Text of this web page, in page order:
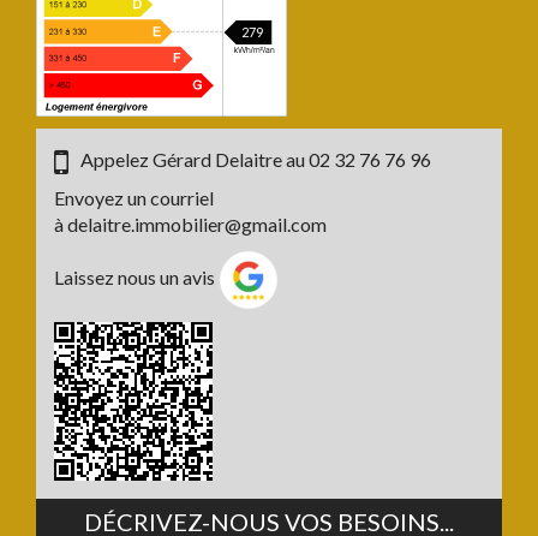
279
Appelez Gérard Delaitre au02 32 76 76 96
Envoyez un courriel
àdelaitre.immobilier@gmail.com
Laissez nous un avis
DÉCRIVEZ-NOUS VOS BESOINS...